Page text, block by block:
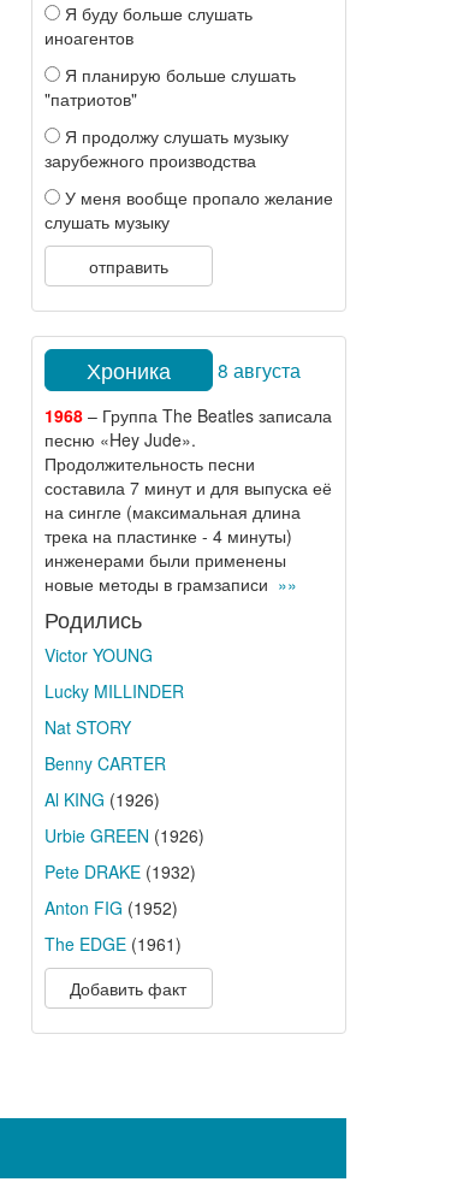
Я буду больше слушать
иноагентов
Я планирую больше слушать
"патриотов"
Я продолжу слушать музыку
зарубежного производства
У меня вообще пропало желание
слушать музыку
отправить
Хроника 8 августа
1968– Группа The Beatles записала
песню «Hey Jude».
Продолжительность песни
составила 7 минут и для выпуска её
на сингле (максимальная длина
трека на пластинке - 4 минуты)
инженерами были применены
новые методы в грамзаписи »»
Родились
Victor YOUNG
Lucky MILLINDER
Nat STORY
Benny CARTER
Al KING (1926)
Urbie GREEN (1926)
Pete DRAKE(1932)
Anton FIG (1952)
The EDGE(1961)
Добавить факт